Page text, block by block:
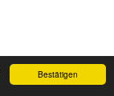
Bestätigen